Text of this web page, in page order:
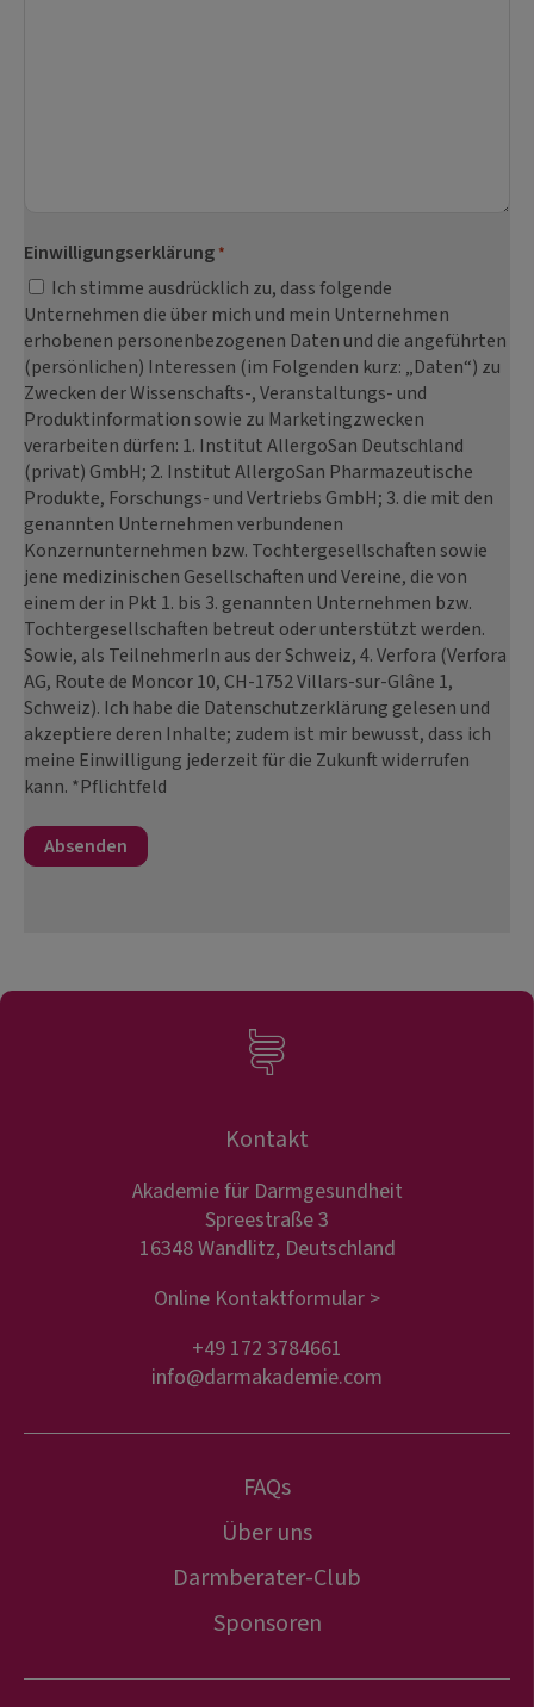
Einwilligungserklärung *
Ich stimme ausdrücklich zu, dass folgende
Unternehmen die über mich und mein Unternehmen
erhobenen personenbezogenen Daten und die angeführten
(persönlichen) Interessen (im Folgenden kurz: „Daten“) zu
Zwecken der Wissenschafts-, Veranstaltungs- und
Produktinformation sowie zu Marketingzwecken
verarbeiten dürfen: 1. Institut AllergoSan Deutschland
(privat) GmbH; 2. Institut AllergoSan Pharmazeutische
Produkte, Forschungs- und Vertriebs GmbH; 3. die mit den
genannten Unternehmen verbundenen
Konzernunternehmen bzw. Tochtergesellschaften sowie
jene medizinischen Gesellschaften und Vereine, die von
einem der in Pkt 1. bis 3. genannten Unternehmen bzw.
Tochtergesellschaften betreut oder unterstützt werden.
Sowie, als TeilnehmerIn aus der Schweiz, 4. Verfora (Verfora
AG, Route de Moncor 10, CH-1752 Villars-sur-Glâne 1,
Schweiz). Ich habe die Datenschutzerklärung gelesen und
akzeptiere deren Inhalte; zudem ist mir bewusst, dass ich
meine Einwilligung jederzeit für die Zukunft widerrufen
kann. *Pflichtfeld
Kontakt
Akademie für Darmgesundheit
Spreestraße 3
16348 Wandlitz, Deutschland
Online Kontaktformular >
+49 172 3784661
info@darmakademie.com
FAQs
Über uns
Darmberater-Club
Sponsoren